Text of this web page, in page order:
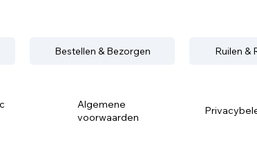
Bestellen & Bezorgen Ruilen &
Algemene
voorwaarden